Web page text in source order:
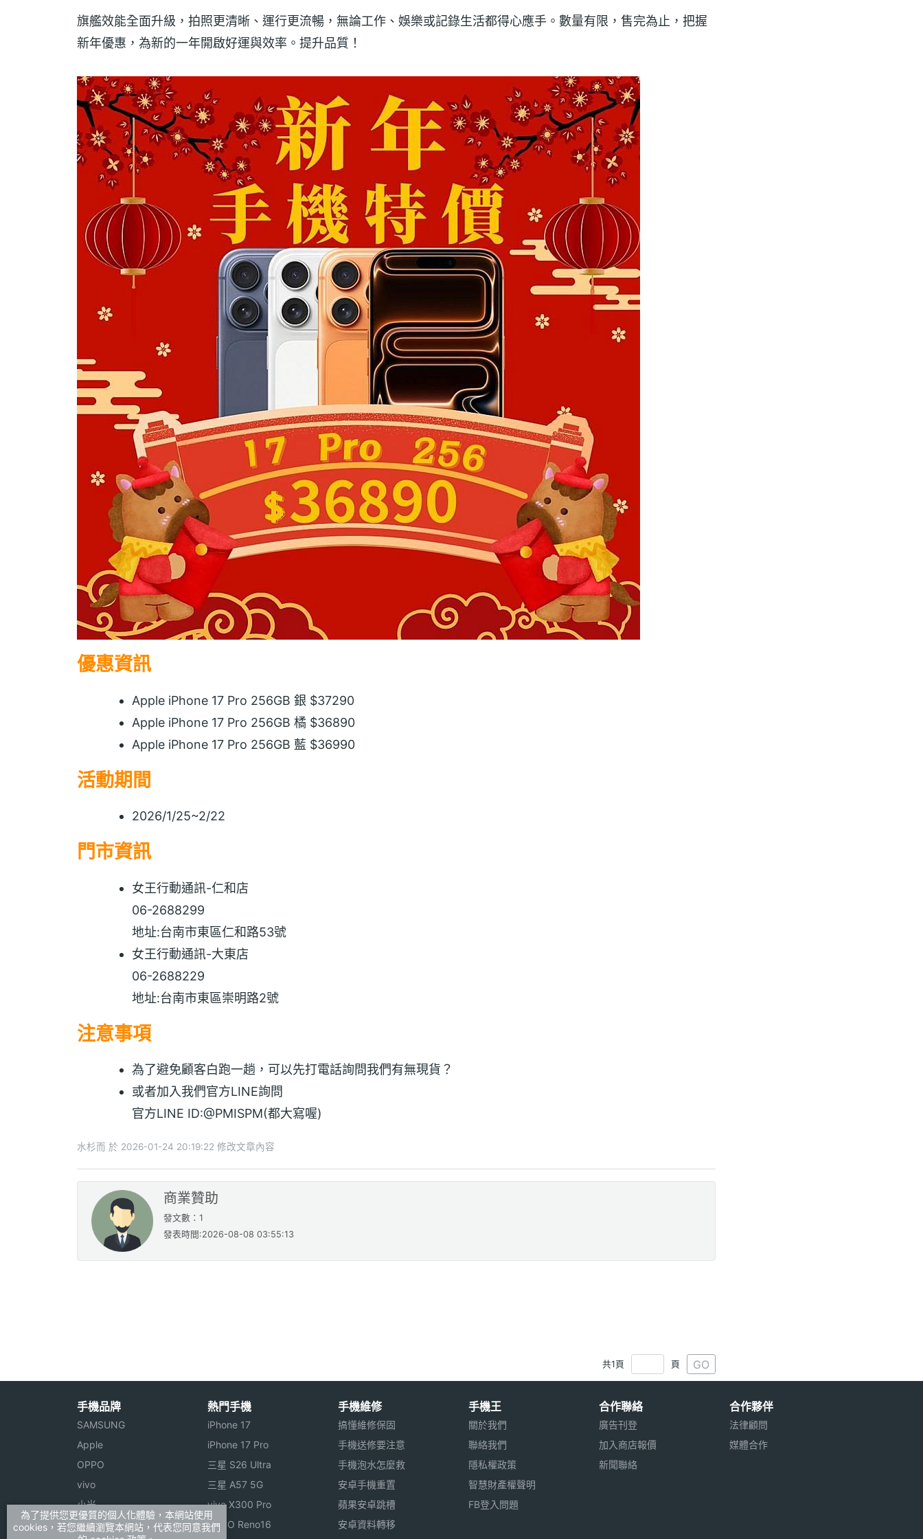
旗艦效能全面升級，拍照更清晰、運行更流暢，無論工作、娛樂或記錄生活都得心應手。數量有限，售完為止，把握
新年優惠，為新的一年開啟好運與效率。提升品質！
優惠資訊
Apple iPhone 17 Pro 256GB 銀 $37290
Apple iPhone 17 Pro 256GB 橘 $36890
Apple iPhone 17 Pro 256GB 藍 $36990
活動期間
2026/1/25~2/22
門市資訊
女王行動通訊-仁和店
06-2688299
地址:台南市東區仁和路53號
女王行動通訊-大東店
06-2688229
地址:台南市東區崇明路2號
注意事項
為了避免顧客白跑一趟，可以先打電話詢問我們有無現貨？
或者加入我們官方LINE詢問
官方LINE ID:@PMISPM(都大寫喔)
水杉而 於 2026-01-24 20:19:22 修改文章內容
商業贊助
發文數：1
發表時間:2026-08-08 03:55:13
共1頁 頁 GO
手機品牌
SAMSUNG
Apple
OPPO
vivo
小米
ASUS
熱門手機
iPhone 17
iPhone 17 Pro
三星 S26 Ultra
三星 A57 5G
vivo X300 Pro
OPPO Reno16
手機維修
搞懂維修保固
手機送修要注意
手機泡水怎麼救
安卓手機重置
蘋果安卓跳槽
安卓資料轉移
手機王
關於我們
聯絡我們
隱私權政策
智慧財產權聲明
FB登入問題
合作聯絡
廣告刊登
加入商店報價
新聞聯絡
合作夥伴
法律顧問
媒體合作
為了提供您更優質的個人化體驗，本網站使用
cookies，若您繼續瀏覽本網站，代表您同意我們